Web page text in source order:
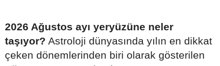
2026 Ağustos ayı yeryüzüne neler
taşıyor? Astroloji dünyasında yılın en dikkat
çeken dönemlerinden biri olarak gösterilen